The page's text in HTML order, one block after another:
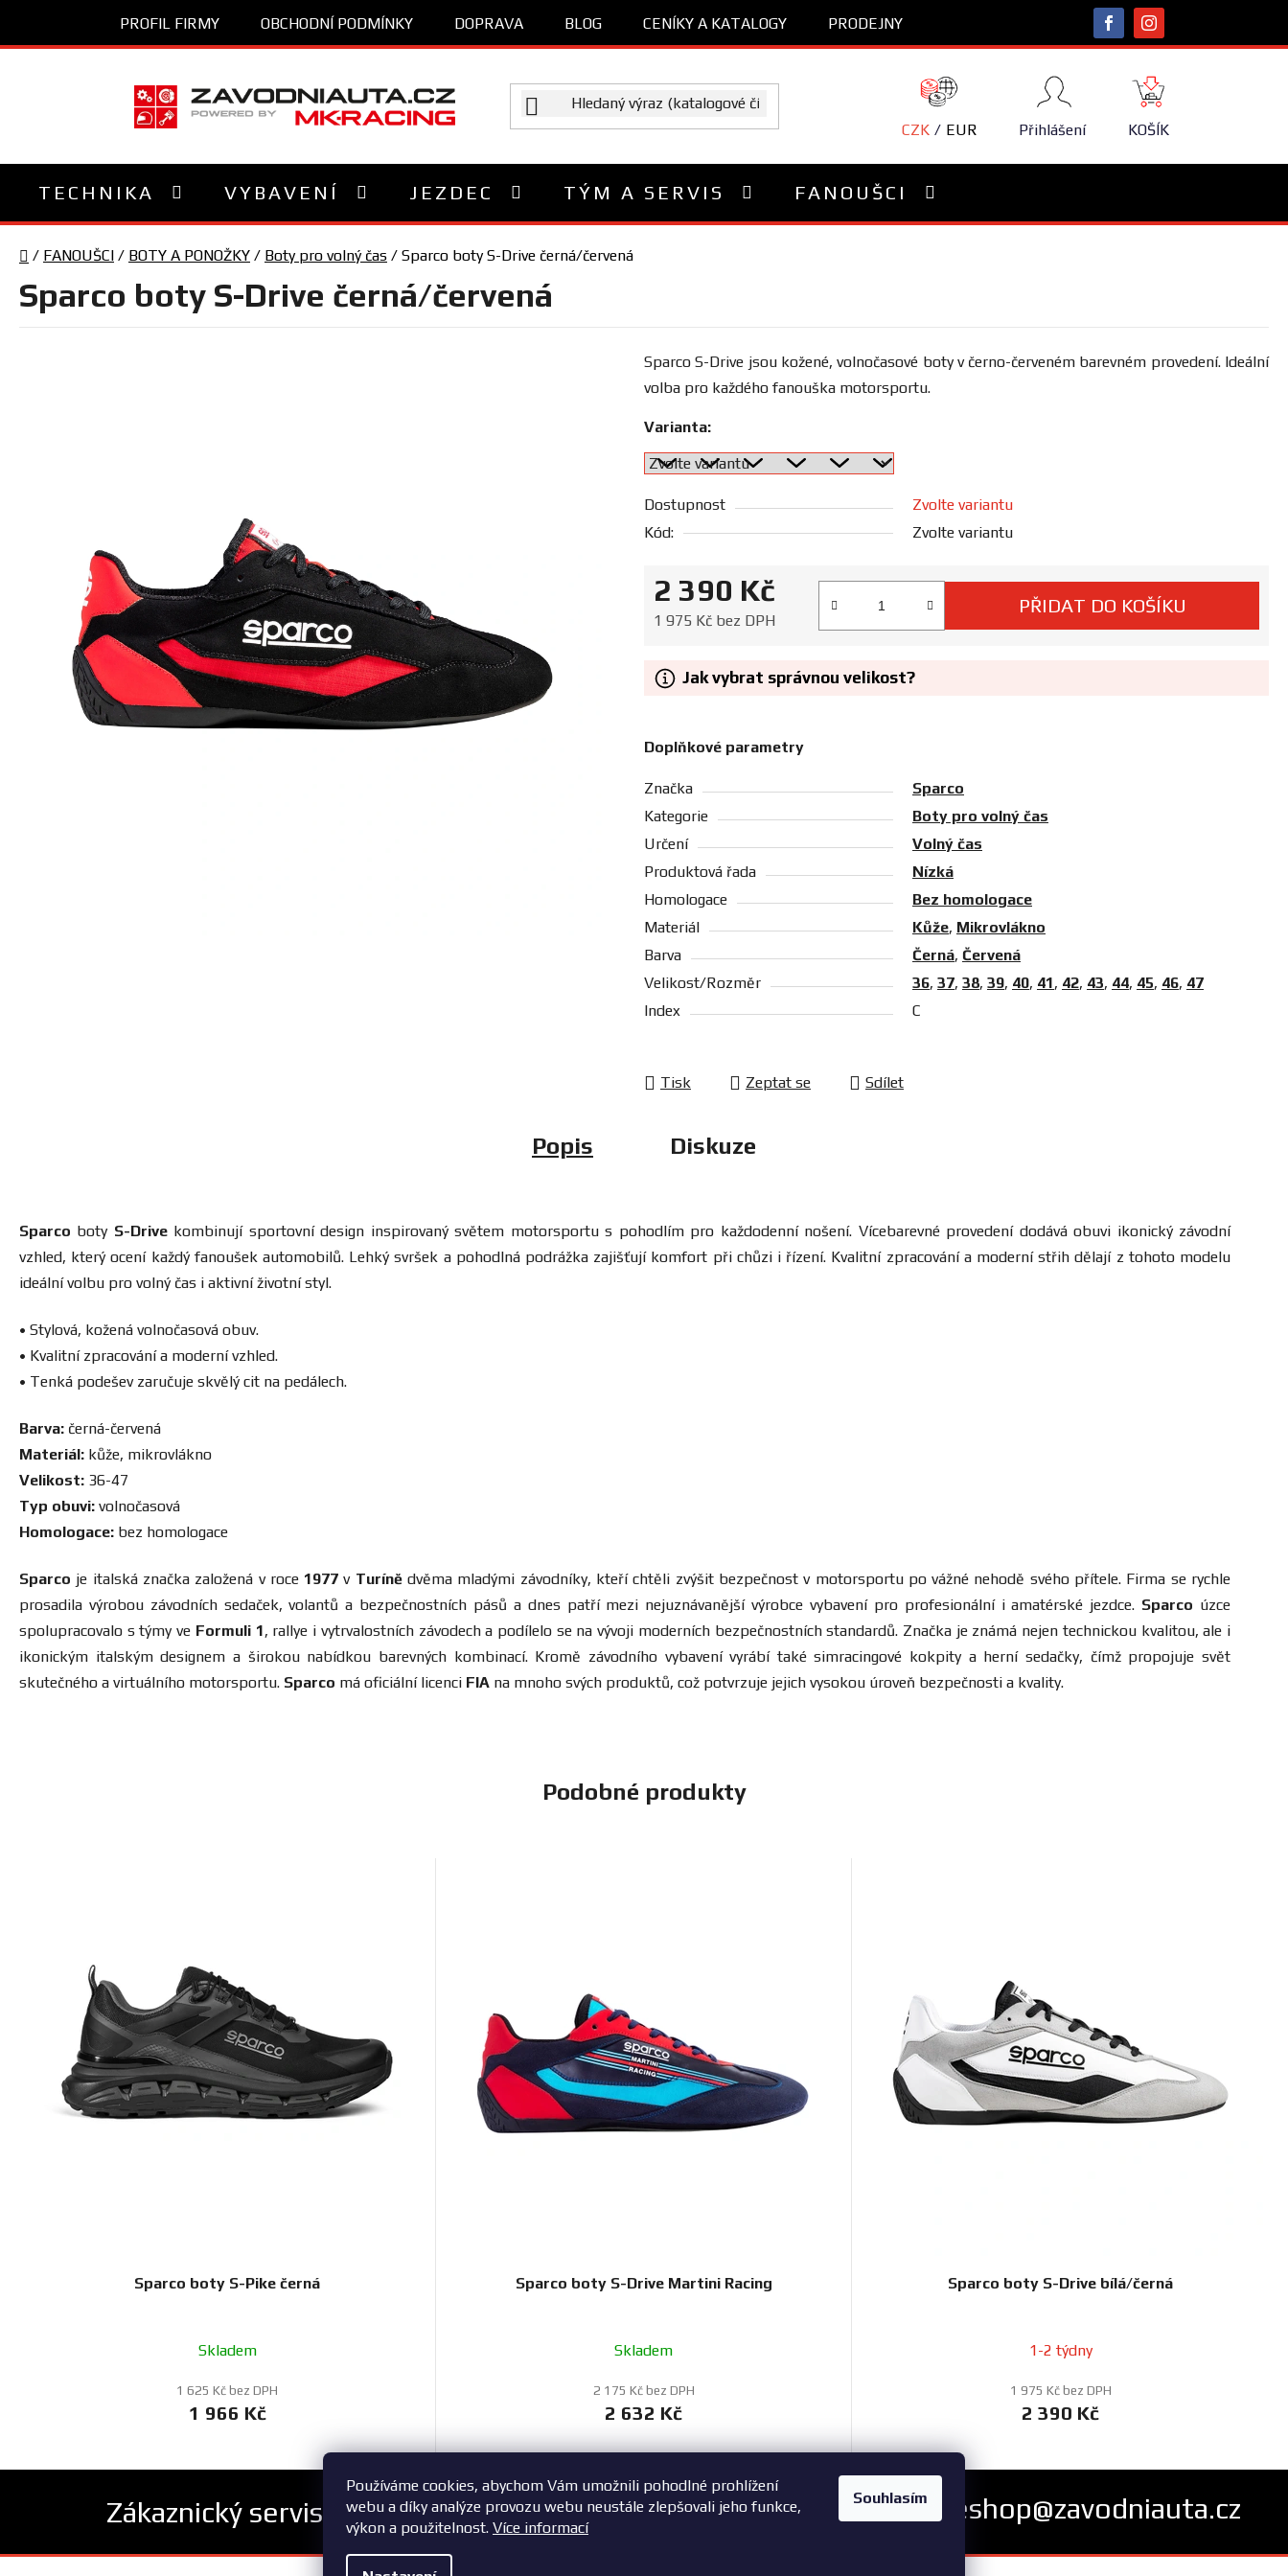
Používáme cookies, abychom Vám umožnili pohodlné prohlížení
webu a díky analýze provozu webu neustále zlepšovali jeho funkce,
výkon a použitelnost. Více informací
Souhlasím
obsah
PROFIL FIRMY OBCHODNÍ PODMÍNKY DOPRAVA BLOG CENÍKY A KATALOGY PRODEJNY
CZK EUR Přihlášení
NÁKUPNÍ
KOŠÍK
KOŠÍK
TECHNIKA VYBAVENÍ JEZDEC TÝM A SERVIS FANOUŠCI
Domů
/ FANOUŠCI / BOTY A PONOŽKY / Boty pro volný čas / Sparco boty S-Drive černá/červená
Sparco boty S-Drive černá/červená
Sparco S-Drive jsou kožené, volnočasové boty v černo-červeném barevném provedení. Ideální
volba pro každého fanouška motorsportu.
Varianta:
Dostupnost
Zvolte variantu
Kód:
Zvolte variantu
2 390 Kč
1 975 Kč bez DPH
PŘIDAT DO KOŠÍKU
Jak vybrat správnou velikost?
Doplňkové parametry
Značka
Sparco
Kategorie
Boty pro volný čas
Určení
Volný čas
Produktová řada
Nízká
Homologace
Bez homologace
Materiál
Kůže, Mikrovlákno
Barva
Černá, Červená
Velikost/Rozměr
36, 37, 38, 39, 40, 41, 42, 43, 44, 45, 46, 47
Index
C
Tisk Zeptat se Sdílet
Popis Diskuze
Sparco boty S-Drivekombinují sportovní design inspirovaný světem motorsportu s pohodlím pro každodenní nošení. Vícebarevné provedení dodává obuvi ikonický závodní
vzhled, který ocení každý fanoušek automobilů. Lehký svršek a pohodlná podrážka zajišťují komfort při chůzi i řízení. Kvalitní zpracování a moderní střih dělají z tohoto modelu
ideální volbu pro volný čas i aktivní životní styl.
• Stylová, kožená volnočasová obuv.
• Kvalitní zpracování a moderní vzhled.
• Tenká podešev zaručuje skvělý cit na pedálech.
Barva: černá-červená
Materiál: kůže, mikrovlákno
Velikost: 36-47
Typ obuvi: volnočasová
Homologace: bez homologace
Sparco je italská značka založená v roce 1977 v Turínědvěma mladými závodníky, kteří chtěli zvýšit bezpečnost v motorsportu po vážné nehodě svého přítele. Firma se rychle
prosadila výrobou závodních sedaček, volantů a bezpečnostních pásů a dnes patří mezi nejuznávanější výrobce vybavení pro profesionální i amatérské jezdce. Sparco úzce
spolupracovalo s týmy ve Formuli 1, rallye i vytrvalostních závodech a podílelo se na vývoji moderních bezpečnostních standardů. Značka je známá nejen technickou kvalitou, ale i
ikonickým italským designem a širokou nabídkou barevných kombinací. Kromě závodního vybavení vyrábí také simracingové kokpity a herní sedačky, čímž propojuje svět
skutečného a virtuálního motorsportu. Sparco má oficiální licenci FIA na mnoho svých produktů, což potvrzuje jejich vysokou úroveň bezpečnosti a kvality.
Podobné produkty
Sparco boty S-Pike černá
Skladem
1 625 Kč bez DPH
1 966 Kč
Sparco boty S-Drive Martini Racing
Skladem
2 175 Kč bez DPH
2 632 Kč
Sparco boty S-Drive bílá/černá
1-2 týdny
1 975 Kč bez DPH
2 390 Kč
Zákaznický servis +420 603 785 748 eshop@zavodniauta.cz